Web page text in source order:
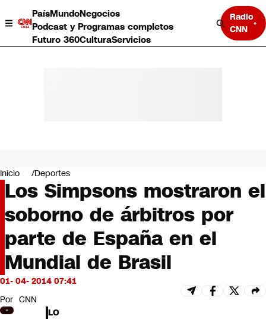
PaísMundoNegocios
Podcast y Programas completos
Futuro 360CulturaServicios
Radio
CNN
Negocios
Deportes
Programas completos
Cultura
Servicios
Bits
CNN tiempo
Futuro 360
Inicio Deportes
Los Simpsons mostraron el
soborno de árbitros por
parte de España en el
Mundial de Brasil
01- 04- 2014 07:41
Por CNN
LO